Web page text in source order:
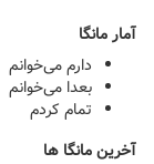
آمار مانگا
دارم می‌خوانم
بعدا می‌خوانم
تمام کردم
آخرین مانگا ها